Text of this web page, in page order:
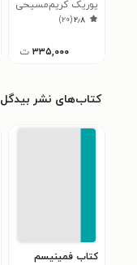
یوریک کریم‌مسیحی
۲٫۸(۲۰)
۳۳۵,۰۰۰ ت
کتاب‌های نشر بیدگل
کتاب فمینیسم